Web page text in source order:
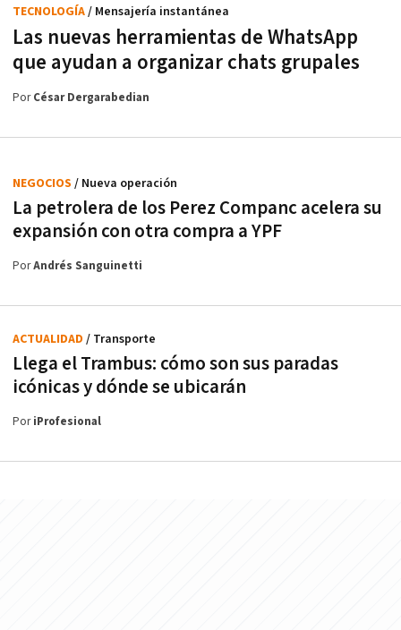
Las nuevas herramientas de WhatsApp
que ayudan a organizar chats grupales
TECNOLOGÍA/ Mensajería instantánea
PorCésar Dergarabedian
La petrolera de los Perez Companc acelera su
expansión con otra compra a YPF
NEGOCIOS / Nueva operación
PorAndrés Sanguinetti
Llega el Trambus: cómo son sus paradas
icónicas y dónde se ubicarán
ACTUALIDAD / Transporte
PoriProfesional